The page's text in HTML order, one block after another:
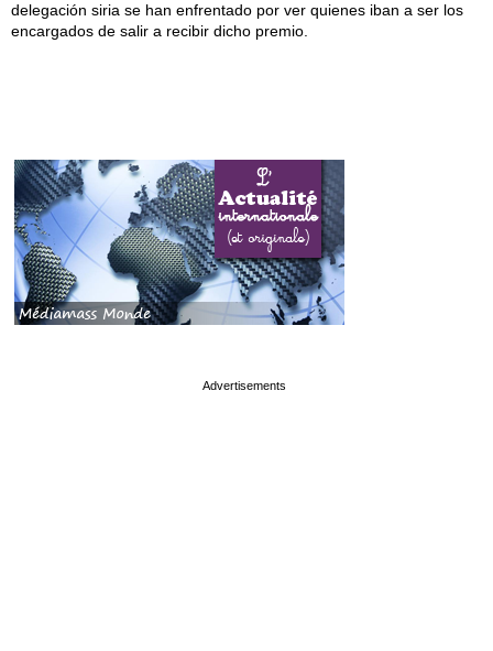
delegación siria se han enfrentado por ver quienes iban a ser los
encargados de salir a recibir dicho premio.